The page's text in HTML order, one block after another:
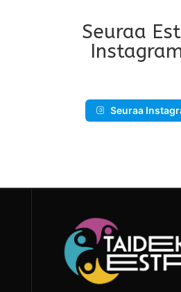
Seuraa
Seuraa